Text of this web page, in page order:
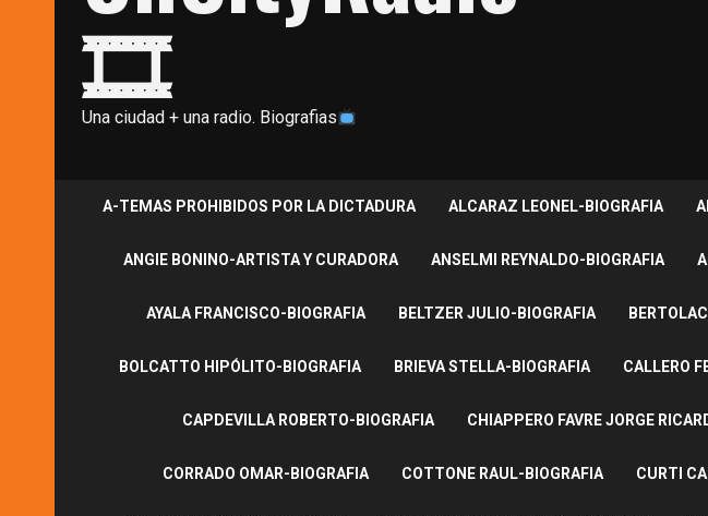
🎞
Una ciudad + una radio. Biografias
A-TEMAS PROHIBIDOS POR LA DICTADURA ALCARAZ LEONEL-BIOGRAFIA
ANGIE BONINO-ARTISTA Y CURADORA ANSELMI REYNALDO-BIOGRAFIA
AYALA FRANCISCO-BIOGRAFIA BELTZER JULIO-BIOGRAFIA
BOLCATTO HIPÓLITO-BIOGRAFIA BRIEVA STELLA-BIOGRAFIA CALLERO
CAPDEVILLA ROBERTO-BIOGRAFIA CHIAPPERO FAVRE JORGE
CORRADO OMAR-BIOGRAFIA COTTONE RAUL-BIOGRAFIA CURTI